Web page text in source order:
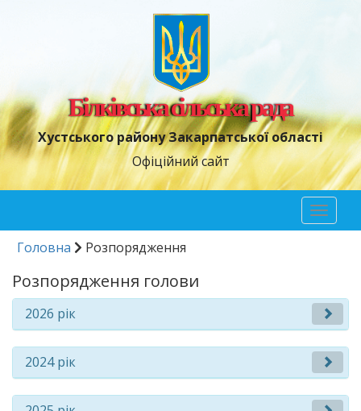
Білківська сільська рада
Хустського району Закарпатської області
Офіційний сайт
Toggle
Головна
Розпорядження
Розпорядження голови
2026 рік
2024 рік